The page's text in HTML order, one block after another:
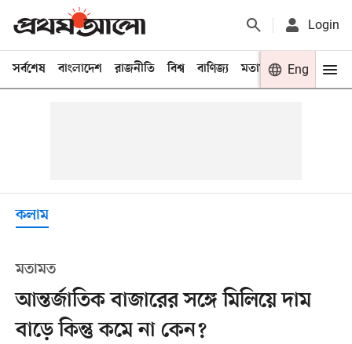
Login
সর্বশেষ বাংলাদেশ রাজনীতি বিশ্ব বাণিজ্য মতামত খেলা
Eng
কলাম
মতামত
আন্তর্জাতিক বাজারের সঙ্গে মিলিয়ে দাম
বাড়ে কিন্তু কমে না কেন?